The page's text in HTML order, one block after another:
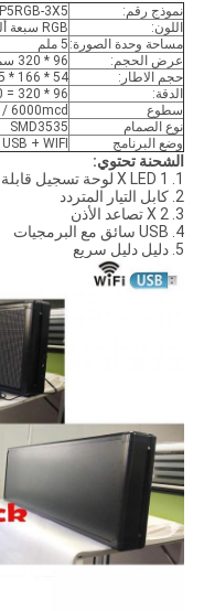
نموذج رقم:
P5RGB-3X5
اللون:
RGB سبعة ألوان
مساحة وحدة الصورة: 5 ملم
عرض الحجم:
96 * 320 سم
حجم الاطار:
54 * 166 * 7.5 سم (15 "X65" X3 ")
الدقة:
96 * 320 = 30720 نقطة
سطوع
6000mcd / متر مربع
نوع الصمام
SMD3535
وضع البرنامج
USB + WIFI
الشحنة تحتوي:
1. 1 X LED لوحة تسجيل قابلة للبرمجة
2. كابل التيار المتردد
3. 2 X تصاعد الأذن
4. USB سائق مع البرمجيات
5. دليل دليل سريع